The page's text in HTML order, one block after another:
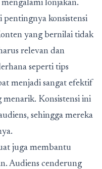
lonjakan.
konsistensi
yang bernilai tidak
relevan dan
seperti tips
menjadi sangat efektif
menarik. Konsistensi ini
sehingga mereka
juga membantu
Audiens cenderung